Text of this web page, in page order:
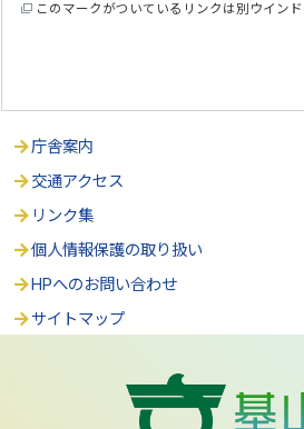
このマークがついているリンクは別ウイン
庁舎案内
交通アクセス
リンク集
個人情報保護の取り扱い
HPへのお問い合わせ
サイトマップ